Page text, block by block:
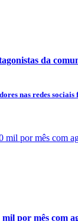
da
nas redes
por mês com